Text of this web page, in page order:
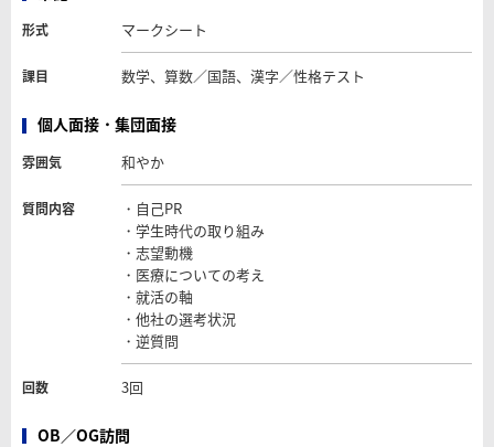
形式 マークシート
課目 数学、算数／国語、漢字／性格テスト
個人面接・集団面接
雰囲気 和やか
質問内容
・自己PR
・学生時代の取り組み
・志望動機
・医療についての考え
・就活の軸
・他社の選考状況
・逆質問
回数 3回
OB／OG訪問